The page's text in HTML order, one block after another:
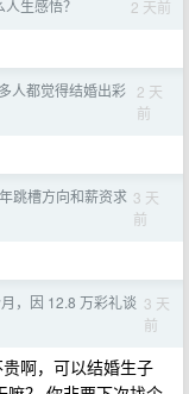
生感悟？ 2 天前
人都觉得结婚出彩
2 天
前
跳槽方向和薪资求 3 天
前
，因 12.8 万彩礼谈 3 天
前
啊，可以结婚生子